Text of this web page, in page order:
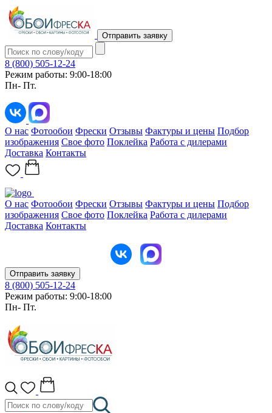
Отправить заявку
8 (800) 505-12-24
Режим работы: 9:00-18:00
Пн- Пт.
О нас Фотообои Фрески Отзывы Фактуры и цены Подбор
изображения Свое фото Поклейка Работа с дилерами
Доставка Контакты
О нас Фотообои Фрески Отзывы Фактуры и цены Подбор
изображения Свое фото Поклейка Работа с дилерами
Доставка Контакты
Отправить заявку
8 (800) 505-12-24
Режим работы: 9:00-18:00
Пн- Пт.